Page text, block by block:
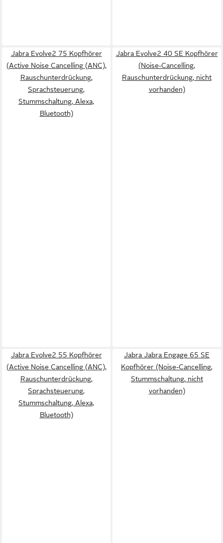
Jabra Evolve2 75 Kopfhörer
(Active Noise Cancelling (ANC),
Rauschunterdrückung,
Sprachsteuerung,
Stummschaltung, Alexa,
Bluetooth)
Jabra Evolve2 40 SE Kopfhörer
(Noise-Cancelling,
Rauschunterdrückung, nicht
vorhanden)
Jabra Evolve2 55 Kopfhörer
(Active Noise Cancelling (ANC),
Rauschunterdrückung,
Sprachsteuerung,
Stummschaltung, Alexa,
Bluetooth)
Jabra Jabra Engage 65 SE
Kopfhörer (Noise-Cancelling,
Stummschaltung, nicht
vorhanden)